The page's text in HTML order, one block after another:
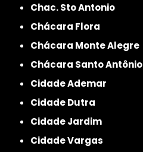
Chac. Sto Antonio
Chácara Flora
Chácara Monte Alegre
Chácara Santo Antônio
Cidade Ademar
Cidade Dutra
Cidade Jardim
Cidade Vargas